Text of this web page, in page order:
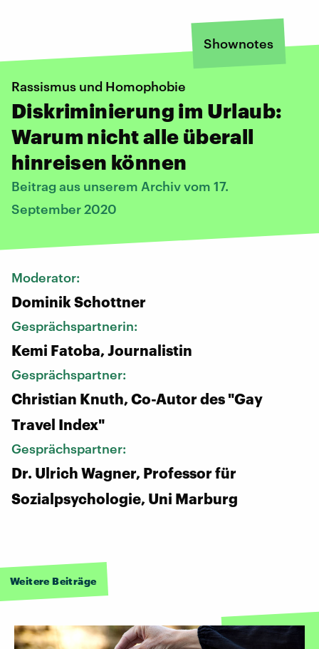
Shownotes
Rassismus und Homophobie
Diskriminierung im Urlaub:
Warum nicht alle überall
hinreisen können
Beitrag aus unserem Archiv vom 17.
September 2020
Moderator:
Dominik Schottner
Gesprächspartnerin:
Kemi Fatoba, Journalistin
Gesprächspartner:
Christian Knuth, Co-Autor des "Gay
Travel Index"
Gesprächspartner:
Dr. Ulrich Wagner, Professor für
Sozialpsychologie, Uni Marburg
Weitere Beiträge